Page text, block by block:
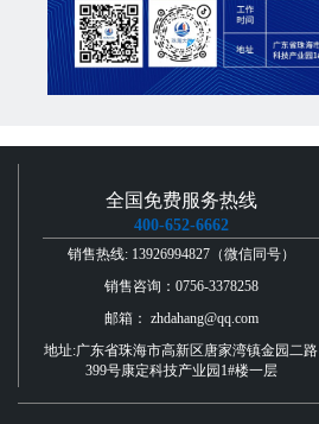
全国免费服务热线
400-652-6662
销售热线: 13926994827（微信同号）
销售咨询：0756-3378258
邮箱： zhdahang@qq.com
地址:广东省珠海市高新区唐家湾镇金园二路
399号康定科技产业园1#楼一层